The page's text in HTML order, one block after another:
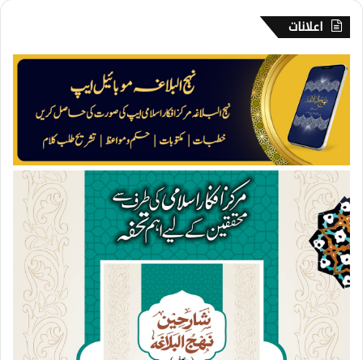
ا
ظ
ت
اعلانات